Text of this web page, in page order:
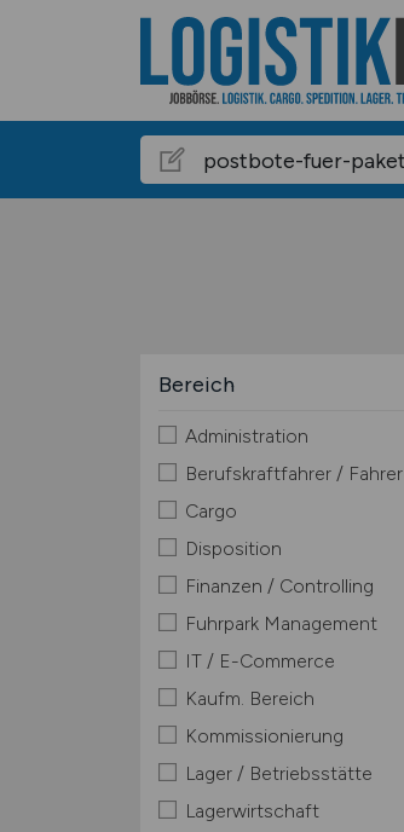
Bereich
Administration
Berufskraftfahrer / Fahrer
Cargo
Disposition
Finanzen / Controlling
Fuhrpark Management
IT / E-Commerce
Kaufm. Bereich
Kommissionierung
Lager / Betriebsstätte
Lagerwirtschaft